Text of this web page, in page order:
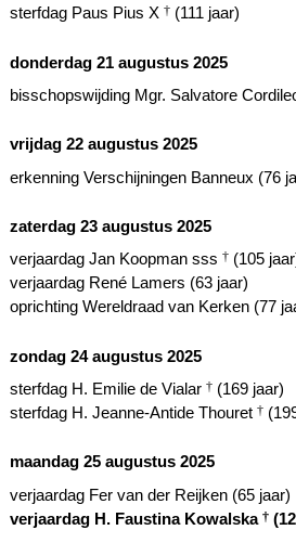
sterfdag Paus Pius X † (111 jaar)
donderdag 21 augustus 2025
bisschopswijding Mgr. Salvatore
vrijdag 22 augustus 2025
erkenning Verschijningen Banneux (76
zaterdag 23 augustus 2025
verjaardag Jan Koopman sss † (105
verjaardag René Lamers (63 jaar)
oprichting Wereldraad van Kerken (77
zondag 24 augustus 2025
sterfdag H. Emilie de Vialar † (169 jaar)
sterfdag H. Jeanne-Antide Thouret †
maandag 25 augustus 2025
verjaardag Fer van der Reijken (65 jaar)
verjaardag H. Faustina Kowalska †